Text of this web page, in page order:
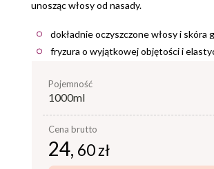
unosząc włosy od nasady.
dokładnie oczyszczone włosy i skóra
fryzura o wyjątkowej objętości i
pojemność
1000ml
Cena brutto
24, 60 zł